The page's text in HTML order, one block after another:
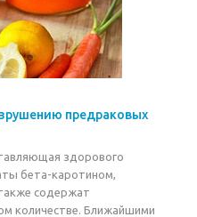
предраковых
здорового
бета-каротином,
содержат
количестве. Ближайшими